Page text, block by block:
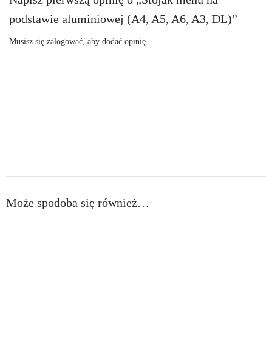
podstawie aluminiowej (A4, A5, A6, A3, DL)”
Musisz sięzalogować, aby dodać opinię.
Może spodoba się również…